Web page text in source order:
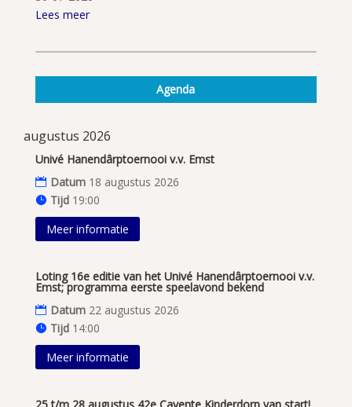
Lees meer
Agenda
augustus 2026
Univé Hanendârptoernooi v.v. Emst
Datum 18 augustus 2026
Tijd 19:00
Meer informatie
Loting 16e editie van het Univé Hanendârptoernooi v.v.
Emst; programma eerste speelavond bekend
Datum 22 augustus 2026
Tijd 14:00
Meer informatie